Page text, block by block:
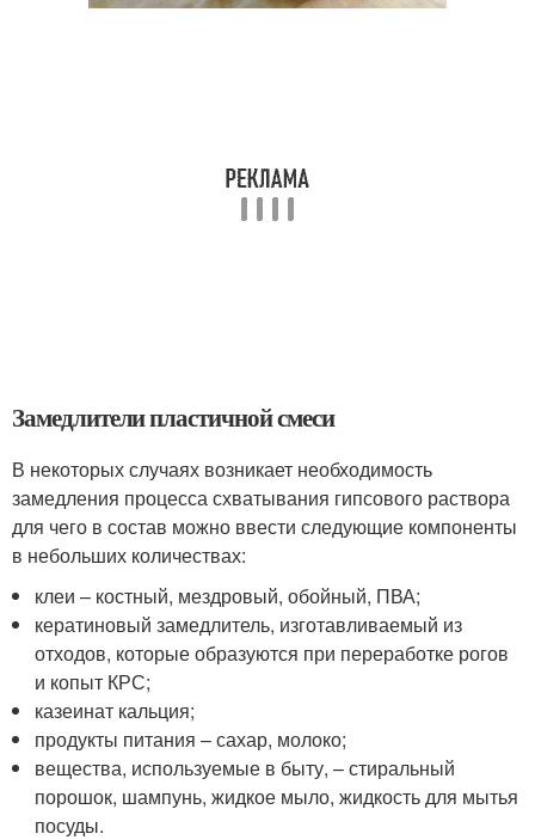
Замедлители пластичной смеси
В некоторых случаях возникает необходимость
замедления процесса схватывания гипсового раствора
для чего в состав можно ввести следующие компоненты
в небольших количествах:
клеи – костный, мездровый, обойный, ПВА;
кератиновый замедлитель, изготавливаемый из
отходов, которые образуются при переработке рогов
и копыт КРС;
казеинат кальция;
продукты питания – сахар, молоко;
вещества, используемые в быту, – стиральный
порошок, шампунь, жидкое мыло, жидкость для мытья
посуды.